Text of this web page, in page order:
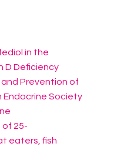
in the
D Deficiency
Prevention of
Endocrine Society
25-
eaters, fish